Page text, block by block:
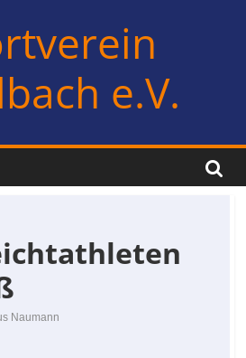
e.V.
Naumann